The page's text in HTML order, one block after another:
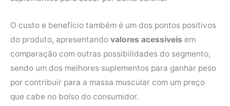
O custo e benefício também é um dos pontos positivos
do produto, apresentando valores acessíveis em
comparação com outras possibilidades do segmento,
sendo um dos melhores suplementos para ganhar peso
por contribuir para a massa muscular com um preço
que cabe no bolso do consumidor.